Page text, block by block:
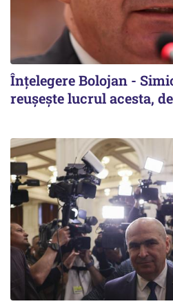
Înțelegere Bolojan -
reușește lucrul acesta,